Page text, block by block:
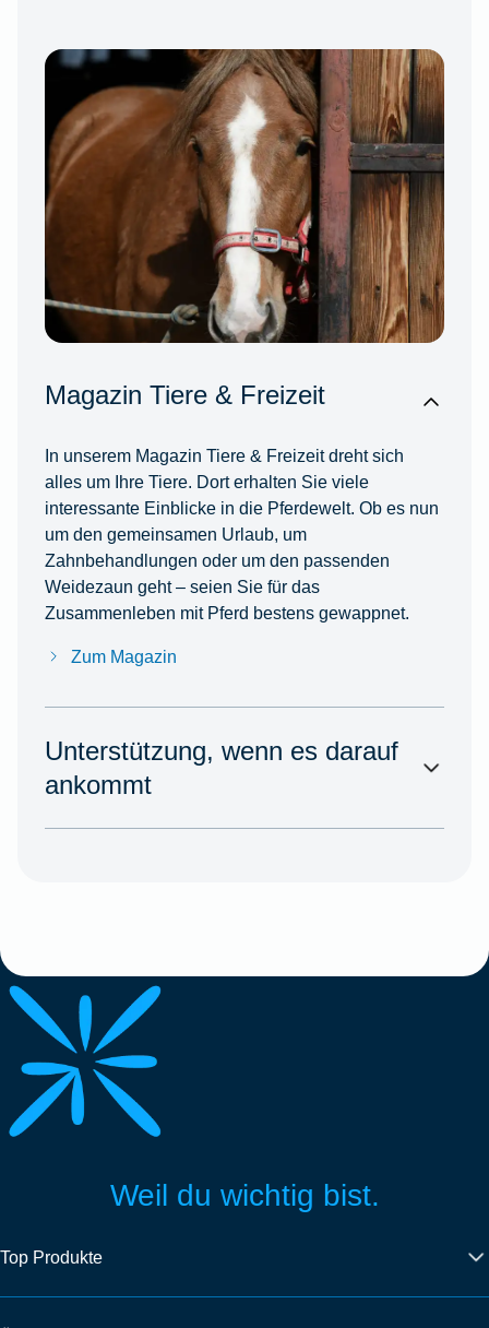
Magazin Tiere & Freizeit
In unserem Magazin Tiere & Freizeit dreht sich
alles um Ihre Tiere. Dort erhalten Sie viele
interessante Einblicke in die Pferdewelt. Ob es nun
um den gemeinsamen Urlaub, um
Zahnbehandlungen oder um den passenden
Weidezaun geht – seien Sie für das
Zusammenleben mit Pferd bestens gewappnet.
Zum Magazin
Unterstützung, wenn es darauf
ankommt
Weil du wichtig bist.
Top Produkte